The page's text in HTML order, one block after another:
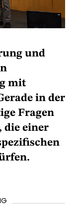
und
mit
in der
Fragen
die einer